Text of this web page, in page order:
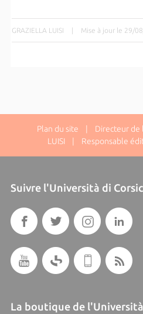
GRAZIELLA LUISI | Mise à jour le 29/
Plan du site | Directeur de
LUISI | Responsable
Suivre l'Università di
La boutique de l'Università